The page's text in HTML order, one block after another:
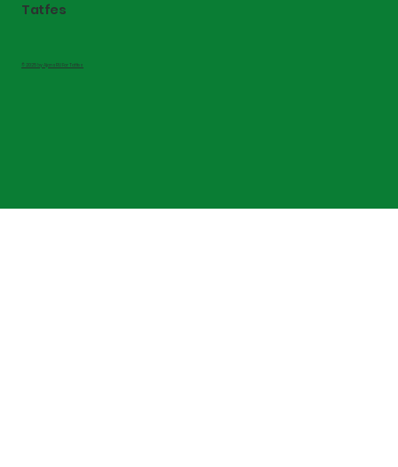
Tatfes
© 2025 by AjansRU For Tatfes